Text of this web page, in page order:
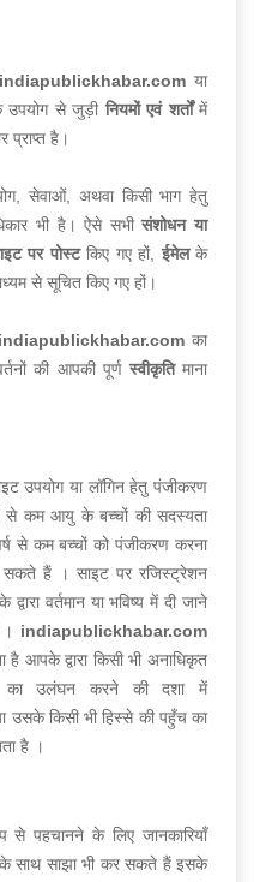
indiapublickhabar.com या
उपयोग से जुड़ी नियमों एवं शर्तोंमें
प्राप्त है।
सेवाओं, अथवा किसी भाग हेतु
भी है। ऐसे सभीसंशोधन या
पर पोस्टकिए गए हों, ईमेलके
से सूचित किए गए हों।
indiapublickhabar.comका
की आपकी पूर्ण स्वीकृतिमाना
उपयोग या लॉगिन हेतु पंजीकरण
से कम आयु के बच्चों की सदस्यता
से कम बच्चों को पंजीकरण करना
हैं । साइट पर रजिस्ट्रेशन
वर्तमान या भविष्य में दी जाने
। indiapublickhabar.com
आपके द्वारा किसी भी अनाधिकृत
का उलंघन करने की दशा में
उसके किसी भी हिस्से की पहुँच का
है ।
से पहचानने के लिए जानकारियाँ
साथ साझा भी कर सकते हैं इसके